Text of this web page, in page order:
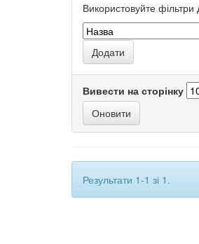
Використовуйте фільтри
Вивести на сторінку
Результати 1-1 зі 1.